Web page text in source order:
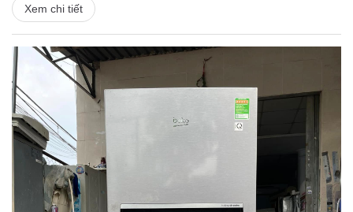
Xem chi tiết